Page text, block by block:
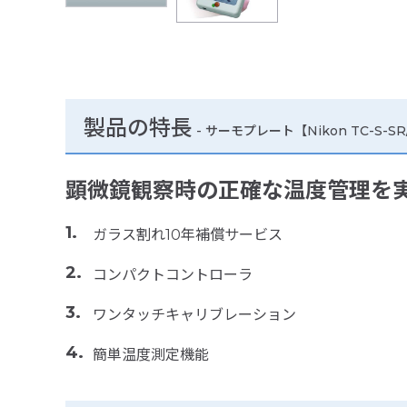
製品の特長 - サーモプレート【Nikon TC-S-SR/
顕微鏡観察時の正確な温度管理を
ガラス割れ10年補償サービス
コンパクトコントローラ
ワンタッチキャリブレーション
簡単温度測定機能